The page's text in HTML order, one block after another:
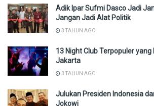
Adik Ipar Sufmi Dasco Jadi
Jangan Jadi Alat Politik
3 TAHUN AGO
13 Night Club Terpopuler
Jakarta
3 TAHUN AGO
Julukan Presiden Indonesia
Jokowi